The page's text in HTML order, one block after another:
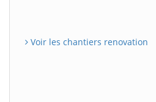
Voir les chantiers renovation